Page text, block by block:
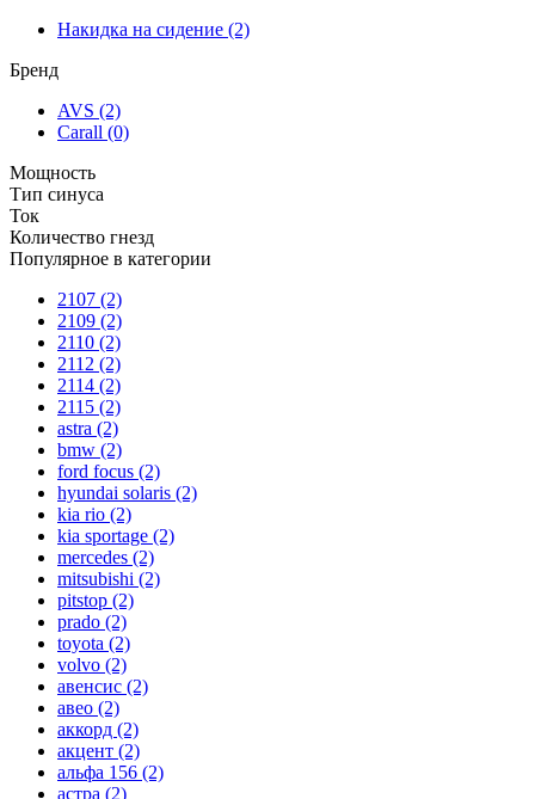
Накидка на сидение (2)
Бренд
AVS (2)
Carall (0)
Мощность
Тип синуса
Ток
Количество гнезд
Популярное в категории
2107 (2)
2109 (2)
2110 (2)
2112 (2)
2114 (2)
2115 (2)
astra (2)
bmw (2)
ford focus (2)
hyundai solaris (2)
kia rio (2)
kia sportage (2)
mercedes (2)
mitsubishi (2)
pitstop (2)
prado (2)
toyota (2)
volvo (2)
авенсис (2)
авео (2)
аккорд (2)
акцент (2)
альфа 156 (2)
астра (2)